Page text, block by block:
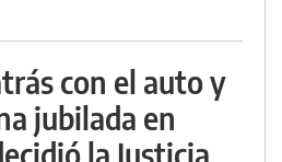
con el auto y
jubilada en
la Justicia